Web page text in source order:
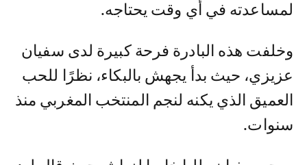
لمساعدته في أي وقت يحتاجه.
وخلفت هذه البادرة فرحة كبيرة لدى سفيان
عزيزي، حيث بدأ يجهش بالبكاء، نظرًا للحب
العميق الذي يكنه لنجم المنتخب المغربي منذ
سنوات.